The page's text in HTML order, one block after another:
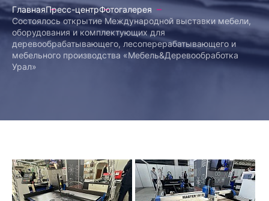
ГлавнаяПресс-центрФотогалерея
Состоялось открытие Международной выставки мебели,
оборудования и комплектующих для
деревообрабатывающего, лесоперерабатывающего и
мебельного производства «Мебель&Деревообработка
Урал»